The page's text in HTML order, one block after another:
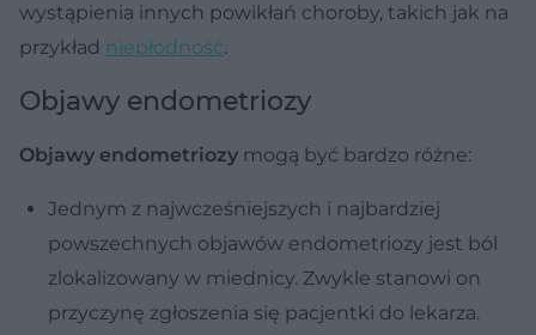
wystąpienia innych powikłań choroby, takich jak na
przykład niepłodność.
Objawy endometriozy
Objawy endometriozy mogą być bardzo różne:
Jednym z najwcześniejszych i najbardziej
powszechnych objawów endometriozy jest ból
zlokalizowany w miednicy. Zwykle stanowi on
przyczynę zgłoszenia się pacjentki do lekarza.